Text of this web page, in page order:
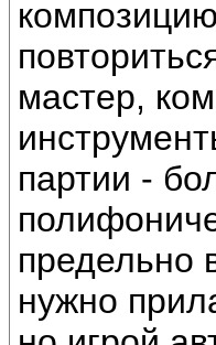
мастер,
партии -
предельно
нужно